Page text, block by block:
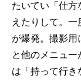
たいてい「仕方
えたりして。
が爆発。撮影用
と他のメニュ
は「持って行